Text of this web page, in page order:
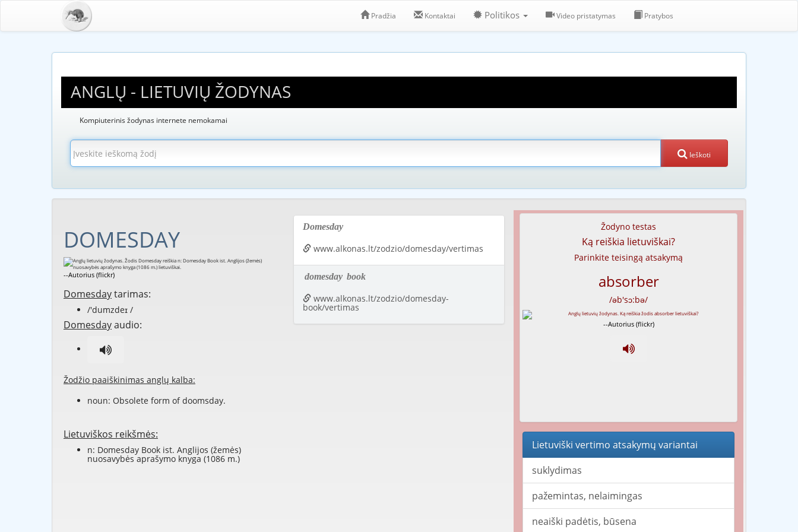
Pradžia Kontaktai Politikos Video pristatymas Pratybos
ANGLŲ - LIETUVIŲ ŽODYNAS
Kompiuterinis žodynas internete nemokamai
Ieškoti
DOMESDAY
--Autorius (flickr)
Domesdaytarimas:
/'dumzdeɪ /
Domesdayaudio:
Žodžio paaiškinimas anglų kalba:
noun: Obsolete form ofdoomsday.
Lietuviškos reikšmės:
n: Domesday Book ist. Anglijos (žemės)
nuosavybės aprašymo knyga (1086 m.)
Domesday
www.alkonas.lt/zodzio/domesday/vertimas
domesday book
www.alkonas.lt/zodzio/domesday-
book/vertimas
Žodyno testas
Ką reiškia lietuviškai?
Parinkite teisingą atsakymą
absorber
/əb'sɔ:bə/
--Autorius (flickr)
Lietuviški vertimo atsakymų variantai
suklydimas
pažemintas, nelaimingas
neaiški padėtis, būsena